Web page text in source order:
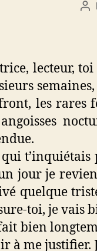
lecteur,
les rares
jour je
quelque
toi, je vais
bien
à me justifier.